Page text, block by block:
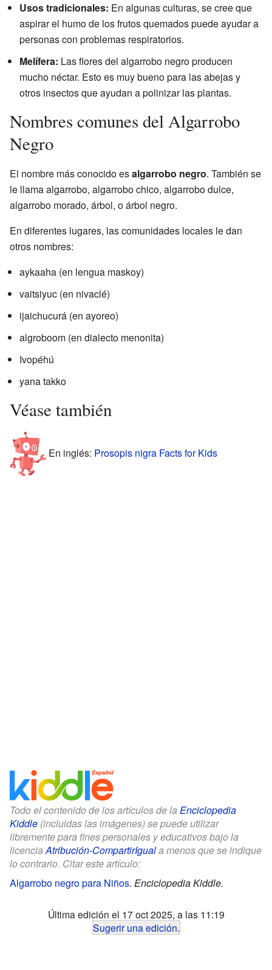
Usos tradicionales: En algunas culturas, se cree que
aspirar el humo de los frutos quemados puede ayudar a
personas con problemas respiratorios.
Melífera: Las flores del algarrobo negro producen
mucho néctar. Esto es muy bueno para las abejas y
otros insectos que ayudan a polinizar las plantas.
Nombres comunes del Algarrobo
Negro
El nombre más conocido esalgarrobo negro. También se
le llama algarrobo, algarrobo chico, algarrobo dulce,
algarrobo morado, árbol, o árbol negro.
En diferentes lugares, las comunidades locales le dan
otros nombres:
aykaaha (en lengua maskoy)
vaitsiyuc (en nivaclé)
ijaichucurá (en ayoreo)
algroboom (en dialecto menonita)
Ivopéhú
yana takko
Véase también
En inglés: Prosopis nigra Facts for Kids
Todo el contenido de los artículos de la Enciclopedia
Kiddle (incluidas las imágenes) se puede utilizar
libremente para fines personales y educativos bajo la
licenciaAtribución-CompartirIguala menos que se indique
lo contrario. Citar este artículo:
Algarrobo negro para Niños. Enciclopedia Kiddle.
Última edición el 17 oct 2025, a las 11:19
Sugerir una edición.